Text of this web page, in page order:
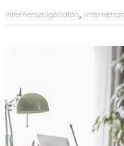
internetszolgáltatás,